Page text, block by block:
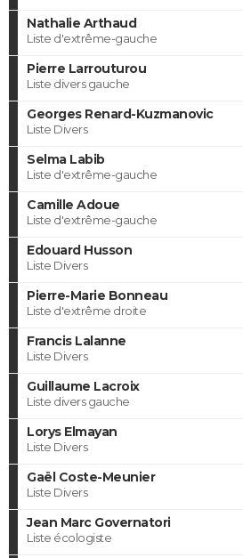
Nathalie Arthaud
Liste d'extrême-gauche
Pierre Larrouturou
Liste divers gauche
Georges Renard-Kuzmanovic
Liste Divers
Selma Labib
Liste d'extrême-gauche
Camille Adoue
Liste d'extrême-gauche
Edouard Husson
Liste Divers
Pierre-Marie Bonneau
Liste d'extrême droite
Francis Lalanne
Liste Divers
Guillaume Lacroix
Liste divers gauche
Lorys Elmayan
Liste Divers
Gaël Coste-Meunier
Liste Divers
Jean Marc Governatori
Liste écologiste